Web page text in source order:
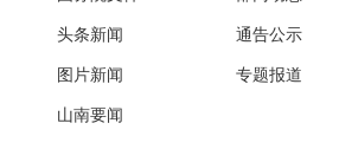
头条新闻
图片新闻
山南要闻
通告公示
专题报道